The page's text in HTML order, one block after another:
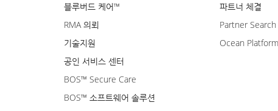
블루버드 케어™
RMA 의뢰
기술지원
공인 서비스 센터
BOS™ Secure Care
BOS™ 소프트웨어 솔루션
파트너 체결
Partner Search
Ocean Platform